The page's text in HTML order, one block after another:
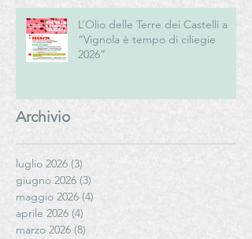
L’Olio delle Terre dei Castelli a
“Vignola è tempo di ciliegie
2026”
Archivio
luglio 2026 (3)
giugno 2026 (3)
maggio 2026 (4)
aprile 2026 (4)
marzo 2026 (8)